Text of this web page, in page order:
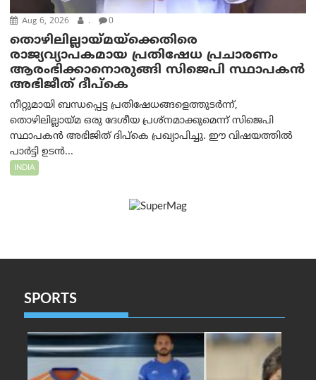
Aug 6, 2026 . 0
തൊഴിലില്ലായ്മയ്ക്കെതിരെ
രാജ്യവ്യാപകമായ പ്രതിഷേധ പ്രചാരണം
ആരംഭിക്കാനൊരുങ്ങി സിജെപി സ്ഥാപകന്‍
അഭിജീത് ദീപ്കെ
നീറ്റുമായി ബന്ധപ്പെട്ട പ്രതിഷേധങ്ങളെത്തുടർന്ന്,
തൊഴിലില്ലായ്മ ഒരു ദേശീയ പ്രശ്നമാക്കുമെന്ന് സിജെപി
സ്ഥാപകൻ അഭിജിത് ദിപ്കെ പ്രഖ്യാപിച്ചു. ഈ വിഷയത്തിൽ
പാർട്ടി ഉടൻ...
INDIA
SPORTS